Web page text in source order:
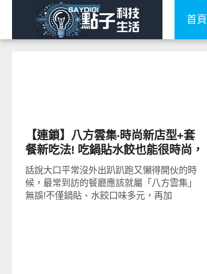
首頁
【連鎖】八方雲集‧時尚新店型+套
餐新吃法! 吃鍋貼水餃也能很時尚，
八方雲集寒天薏仁豆漿／寒天真傳
紅茶新品上市推薦!
話說大口平常沒外出趴趴跑又懶得開伙的時
候，最常到訪的餐廳應該就屬「八方雲集」
無誤!不僅鍋貼、水餃口味多元，再加